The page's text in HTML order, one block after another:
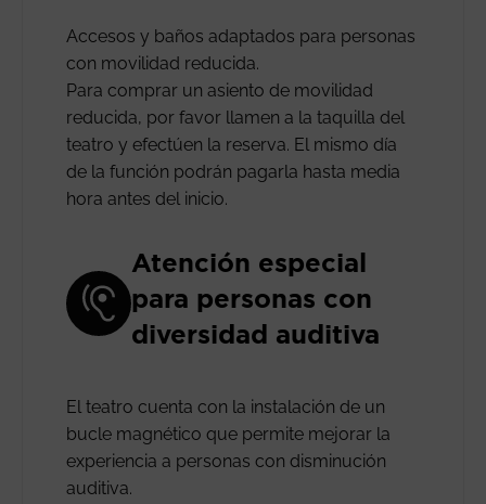
Accesos y baños adaptados para personas
con movilidad reducida.
Para comprar un asiento de movilidad
reducida, por favor llamen a la taquilla del
teatro y efectúen la reserva. El mismo día
de la función podrán pagarla hasta media
hora antes del inicio.
Atención especial
para personas con
diversidad auditiva
El teatro cuenta con la instalación de un
bucle magnético que permite mejorar la
experiencia a personas con disminución
auditiva.